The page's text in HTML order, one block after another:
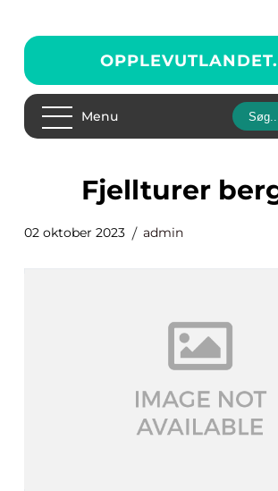
OPPLEVUTLANDET.
Menu
fjellturer
02 oktober 2023 admin